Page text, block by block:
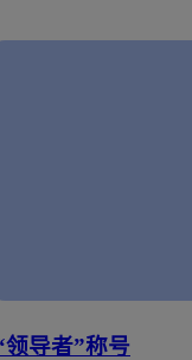
领导者”称号